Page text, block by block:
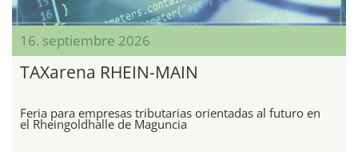
16. septiembre 2026
TAXarena RHEIN-MAIN
Feria para empresas tributarias orientadas al futuro en
el Rheingoldhalle de Maguncia